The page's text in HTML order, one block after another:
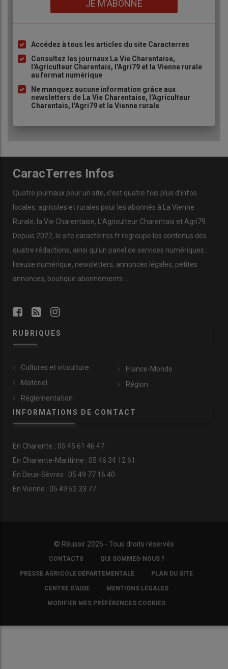
JE M'ABONNE
Liste
à
puce
Accédez à tous les articles du site Caracterres
Consultez les journaux La Vie Charentaise,
l'Agriculteur Charentais, l'Agri79 et la Vienne rurale
au format numérique
Ne manquez aucune information grâce aux
newsletters de La Vie Charentaise, l'Agriculteur
Charentais, l'Agri79 et la Vienne rurale
CaracTerres Infos
Quatre journaux pour un site, c’est quatre fois plus d’infos
locales, agricoles et rurales pour les abonnés à La Vienne
Rurale, la Vie Charentaise, L’Agriculteur Charentais et Agri79.
Depuis 2022, le site caracterres.fr regroupe les contenus des
quatre rédactions, ainsi qu’un panel de services numériques :
liseuse numérique, newsletters, annonces légales, petites
annonces, boutique abonnements…
RUBRIQUES
Cultures et viticulture
Matériel
Réglementation
France-Monde
Région
INFORMATIONS DE CONTACT
En Charente : 05 45 61 46 47
En Charente-Maritime : 05 46 34 12 61
En Deux-Sèvres : 05 49 77 16 40
En Vienne : 05 49 52 33 77
© Réussir 2026 - Tous droits réservés
COPYRIGHTCONTACTS QUI SOMMES-NOUS ?
PRESSE AGRICOLE DÉPARTEMENTALE PLAN DU SITE
CENTRE D'AIDE MENTIONS LÉGALES
MODIFIER MES PRÉFÉRENCES COOKIES